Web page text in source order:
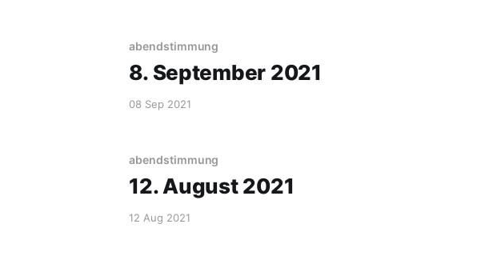
abendstimmung
8. September 2021
08 Sep 2021
abendstimmung
12. August 2021
12 Aug 2021